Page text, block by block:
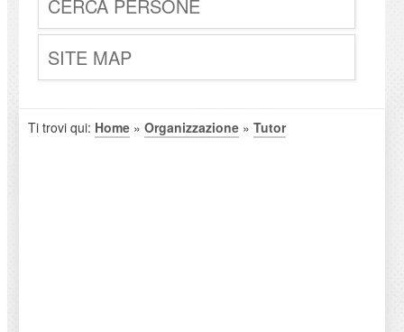
CERCA PERSONE
SITE MAP
Ti trovi qui: Home» Organizzazione» Tutor